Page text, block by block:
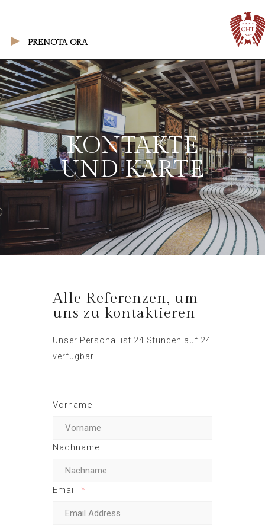
KONTAKTE
UND KARTE
Alle Referenzen, um
uns zu kontaktieren
Unser Personal ist 24 Stunden auf 24
verfügbar.
Vorname
Nachname
Email
PRENOTA ORA